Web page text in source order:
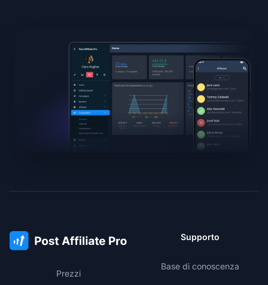
Prezzi
Supporto
Base di conoscenza